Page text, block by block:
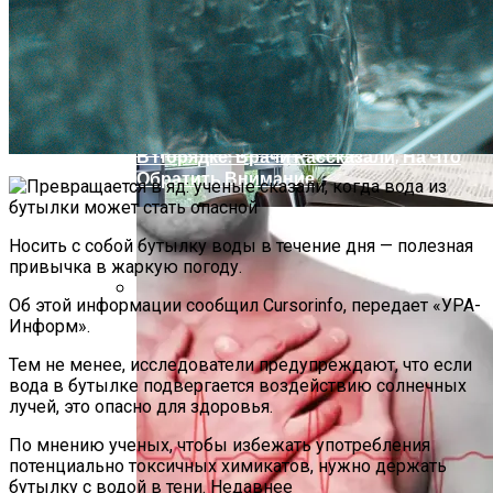
Аренда Недвижимости Для Бизнеса:
Как Найти Подходящее Помещение
Удлиненная BMW 5-Series Получила
Версию С Правым Рулем
Как Понять, Что Щитовидная Железа Не
В Порядке: Врачи Рассказали, На Что
Обратить Внимание
Носить с собой бутылку воды в течение дня — полезная
привычка в жаркую погоду.
Об этой информации сообщил Сursorinfo, передает «УРА-
Информ».
Тем не менее, исследователи предупреждают, что если
вода в бутылке подвергается воздействию солнечных
лучей, это опасно для здоровья.
По мнению ученых, чтобы избежать употребления
потенциально токсичных химикатов, нужно держать
бутылку с водой в тени. Недавнее